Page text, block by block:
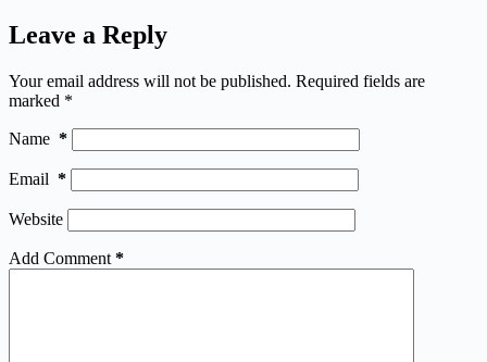
Leave a Reply
Your email address will not be published. Required fields are
marked *
Name *
Email *
Website
Add Comment *